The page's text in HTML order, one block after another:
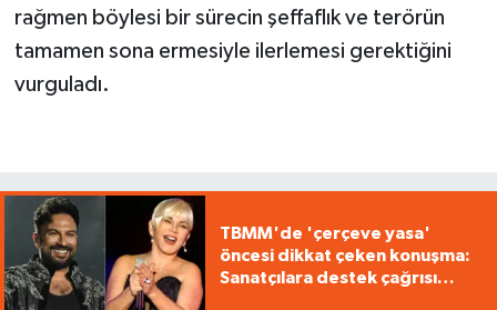
rağmen böylesi bir sürecin şeffaflık ve terörün
tamamen sona ermesiyle ilerlemesi gerektiğini
vurguladı.
TBMM'de 'çerçeve yasa'
öncesi dikkat çeken konuşma:
Sanatçılara destek çağrısı